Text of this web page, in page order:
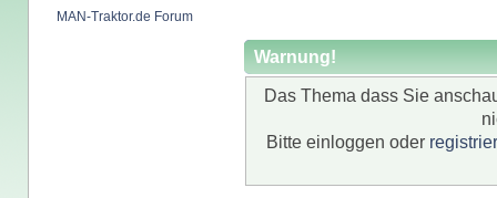
MAN-Traktor.de Forum
Warnung!
Das Thema dass Sie
Bitte einloggen oder